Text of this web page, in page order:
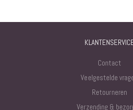
Contact
Veelgestelde
Retourneren
Verzending &